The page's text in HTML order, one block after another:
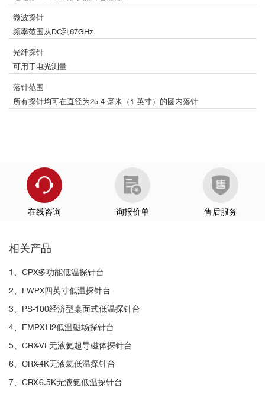
微波探针
频率范围从DC到67GHz
光纤探针
可用于电光测量
落针范围
所有探针均可在直径为25.4 毫米（1 英寸）的圆内落针
在线咨询 询报价单 售后服务
相关产品
1、CPX多功能低温探针台
2、FWPX四英寸低温探针台
3、PS-100经济型桌面式低温探针台
4、EMPX-H2低温磁场探针台
5、CRX-VF无液氦超导磁体探针台
6、CRX-4K无液氦低温探针台
7、CRX-6.5K无液氦低温探针台